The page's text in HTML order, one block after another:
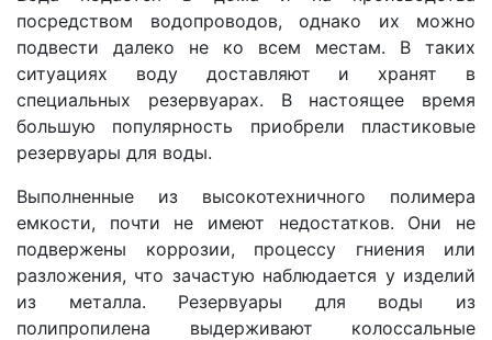
посредством водопроводов, однако их можно
подвести далеко не ко всем местам. В таких
ситуациях воду доставляют и хранят в
специальных резервуарах. В настоящее время
большую популярность приобрели пластиковые
резервуары для воды.
Выполненные из высокотехничного полимера
емкости, почти не имеют недостатков. Они не
подвержены коррозии, процессу гниения или
разложения, что зачастую наблюдается у изделий
из металла. Резервуары для воды из
полипропилена выдерживают колоссальные